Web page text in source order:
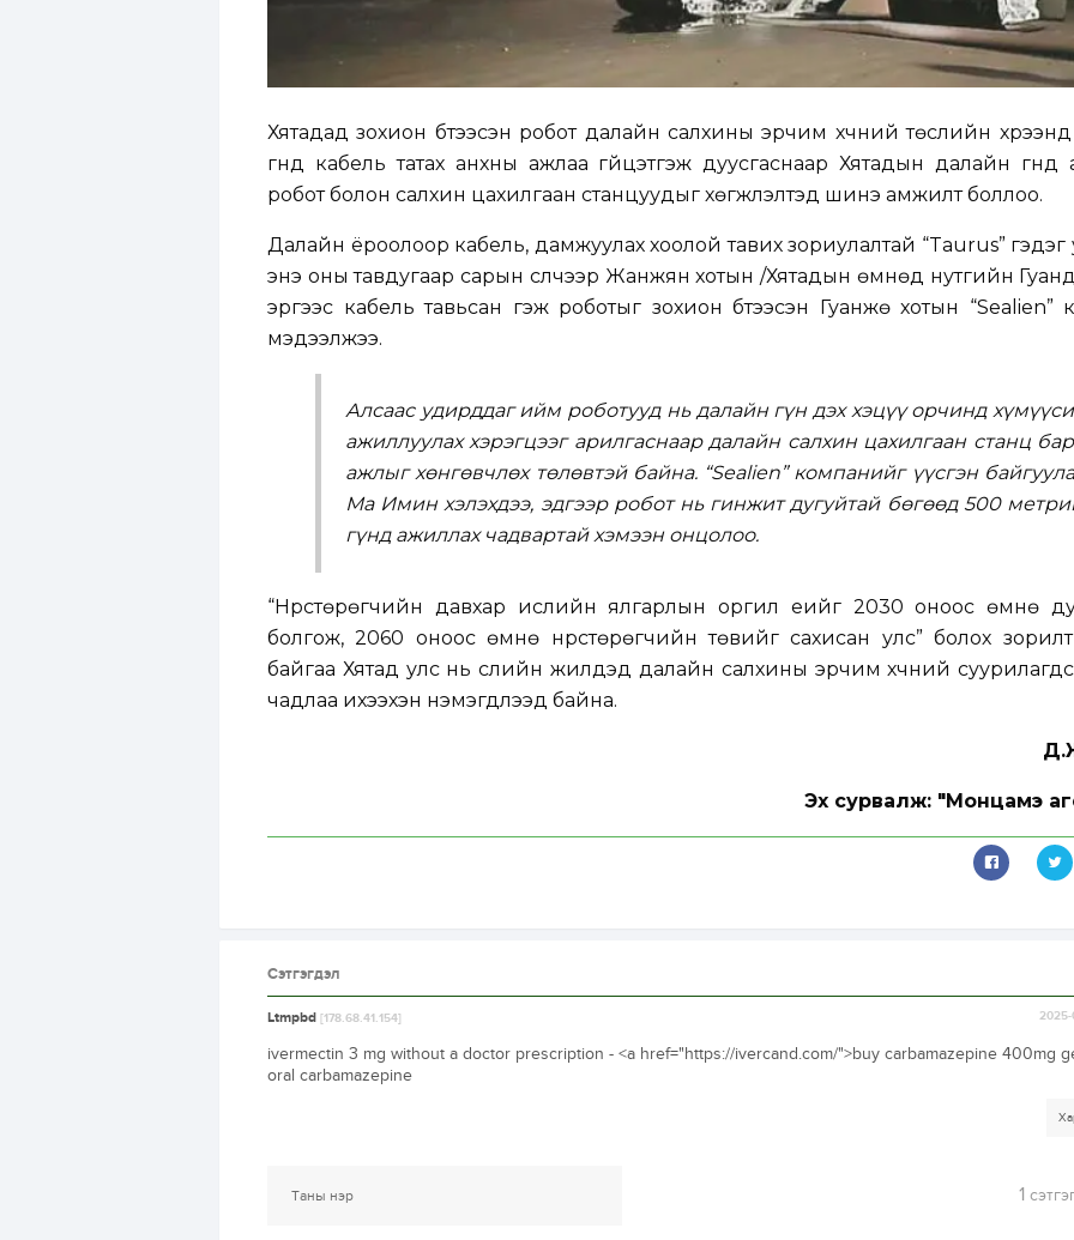
Хятадад зохион бүтээсэн робот далайн салхины эрчим хүчний төслийн
гүнд кабель татах анхны ажлаа гүйцэтгэж дуусгаснаар Хятадын далайн гүнд
робот болон салхин цахилгаан станцуудыг хөгжүүлэлтэд шинэ амжилт боллоо.
Далайн ёроолоор кабель, дамжуулах хоолой тавих зориулалтай “Taurus” гэдэг
энэ оны тавдугаар сарын сүүлчээр Жанжян хотын /Хятадын өмнөд нутгийн
эргээс кабель тавьсан гэж роботыг зохион бүтээсэн Гуанжөү хотын “Sealien”
мэдээлжээ.
Алсаас удирддаг ийм роботууд нь далайн гүн дэх хэцүү орчинд
ажиллуулах хэрэгцээг арилгаснаар далайн салхин цахилгаан станц
ажлыг хөнгөвчлөх төлөвтэй байна. “Sealien” компанийг үүсгэн
Ма Имин хэлэхдээ, эдгээр робот нь гинжит дугуйтай бөгөөд 500
гүнд ажиллах чадвартай хэмээн онцолоо.
“Нүүрстөрөгчийн давхар ислийн ялгарлын оргил үеийг 2030 оноос өмнө
болгож, 2060 оноос өмнө нүүрстөрөгчийн төвийг сахисан улс” болох
байгаа Хятад улс нь сүүлийн жилүүдэд далайн салхины эрчим хүчний
чадлаа ихээхэн нэмэгдүүлээд байна.
Эх сурвалж: "Монцамэ
Сэтгэгдэл
Ltmpbd [178.68.41.154] 2025-
ivermectin 3 mg without a doctor prescription - <a href="https://ivercand.com/">buy carbamazepine 400mg
oral carbamazepine
1